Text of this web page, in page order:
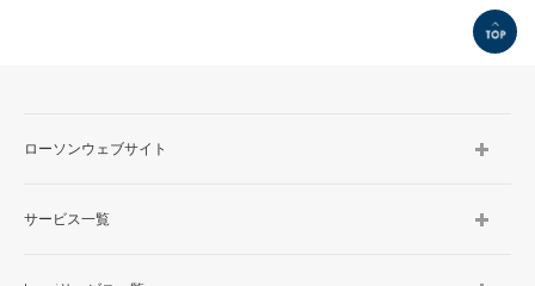
ローソンウェブサイト
サービス一覧